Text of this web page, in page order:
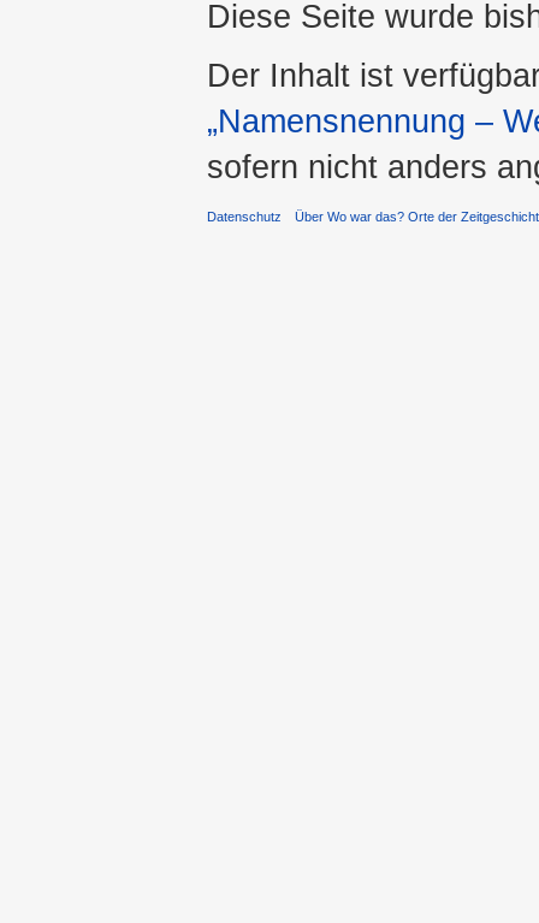
Diese Seite wurde
Der Inhalt ist
„Namensnennung –
sofern nicht anders
Datenschutz Über Wo war das? Orte der